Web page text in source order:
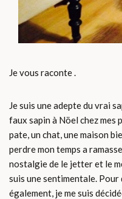
Je vous raconte .
Je suis une adepte du vrai
faux sapin à Nöel chez mes
pate, un chat, une maison
perdre mon temps a
nostalgie de le jetter et le
suis une sentimentale.
également, je me suis